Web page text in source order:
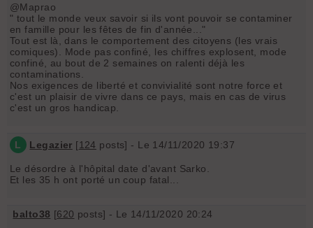
@Maprao
" tout le monde veux savoir si ils vont pouvoir se contaminer
en famille pour les fêtes de fin d'année..."
Tout est là, dans le comportement des citoyens (les vrais
comiques). Mode pas confiné, les chiffres explosent, mode
confiné, au bout de 2 semaines on ralenti déjà les
contaminations.
Nos exigences de liberté et convivialité sont notre force et
c'est un plaisir de vivre dans ce pays, mais en cas de virus
c'est un gros handicap.
L Legazier [124 posts] - Le 14/11/2020 19:37
Le désordre à l'hôpital date d'avant Sarko.
Et les 35 h ont porté un coup fatal...
balto38 [620 posts] - Le 14/11/2020 20:24